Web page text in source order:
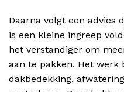
Daarna volgt een advies
is een kleine ingreep
het verstandiger om
aan te pakken. Het werk
dakbedekking,